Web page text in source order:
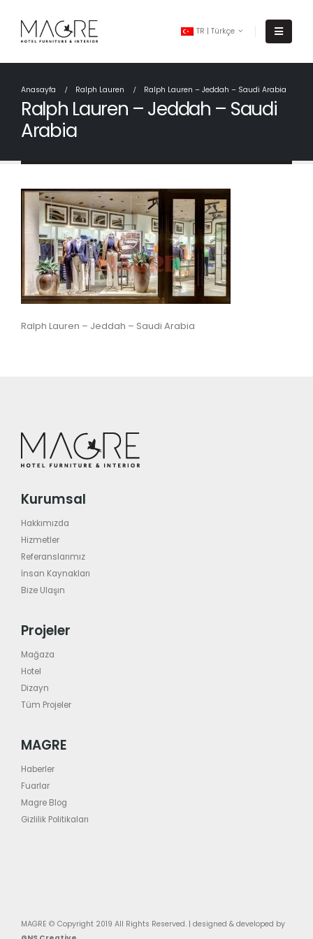
TR | Türkçe
Anasayfa Ralph Lauren Ralph Lauren – Jeddah – Saudi Arabia
Ralph Lauren – Jeddah – Saudi
Arabia
Ralph Lauren – Jeddah – Saudi Arabia
Kurumsal
Hakkımızda
Hizmetler
Referanslarımız
İnsan Kaynakları
Bize Ulaşın
Projeler
Mağaza
Hotel
Dizayn
Tüm Projeler
MAGRE
Haberler
Fuarlar
Magre Blog
Gizlilik Politikaları
MAGRE © Copyright 2019 All Rights Reserved. | designed & developed by